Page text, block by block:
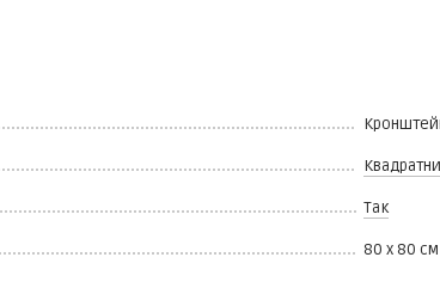
Так
80 х 80 см